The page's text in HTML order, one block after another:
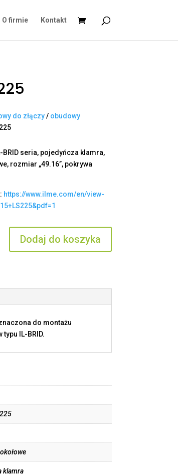
O firmie Kontakt
do złączy/ obudowy
BRID seria, pojedyńcza klamra,
rozmiar „49.16”, pokrywa
https://www.ilme.com/en/view-
Dodaj do koszyka
do montażu
IL-BRID.
klamra